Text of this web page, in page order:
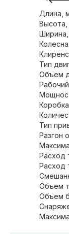
Тип
Тип
Разгон
Расход
Расход